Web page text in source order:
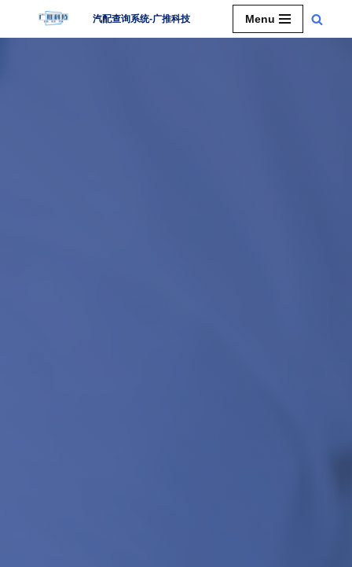
跳
汽配查询系统-广推科技 Menu